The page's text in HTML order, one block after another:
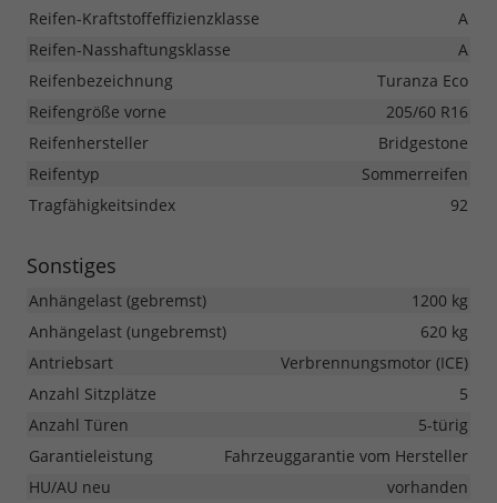
Reifen-Kraftstoffeffizienzklasse
A
Reifen-Nasshaftungsklasse
A
Reifenbezeichnung
Turanza Eco
Reifengröße vorne
205/60 R16
Reifenhersteller
Bridgestone
Reifentyp
Sommerreifen
Tragfähigkeitsindex
92
Sonstiges
Anhängelast (gebremst)
1200 kg
Anhängelast (ungebremst)
620 kg
Antriebsart
Verbrennungsmotor (ICE)
Anzahl Sitzplätze
5
Anzahl Türen
5-türig
Garantieleistung
Fahrzeuggarantie vom Hersteller
HU/AU neu
vorhanden